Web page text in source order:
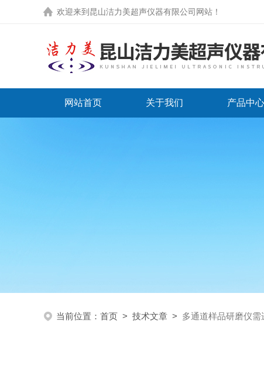
欢迎来到 昆山洁力美超声仪器有限公司网站 ！
网站首页 关于我们 产品中心
当前位置： 首页 > 技术文章 > 多通道样品研磨仪需